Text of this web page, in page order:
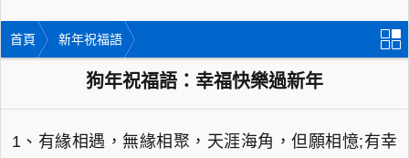
首頁 新年祝福語
狗年祝福語：幸福快樂過新年
1、有緣相遇，無緣相聚，天涯海角，但願相憶;有幸